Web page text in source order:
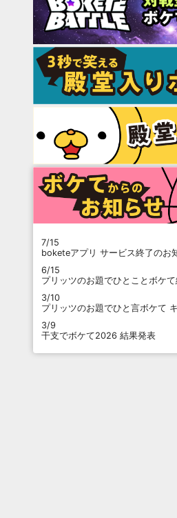
7/15
boketeアプリ サービス終了のお
6/15
プリッツのお題でひとことボケ
3/10
プリッツのお題でひと言ボケて
3/9
干支でボケて2026 結果発表